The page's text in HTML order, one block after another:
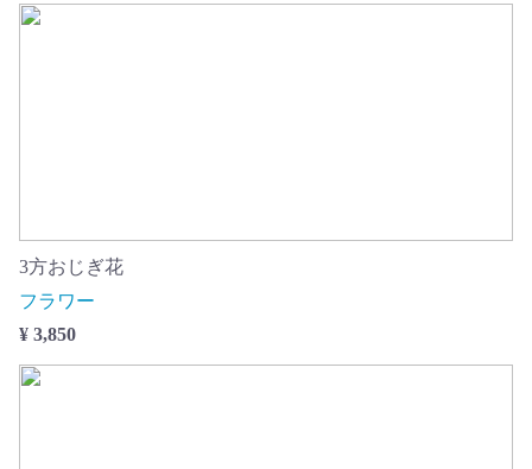
3方おじぎ花
フラワー
¥ 3,850